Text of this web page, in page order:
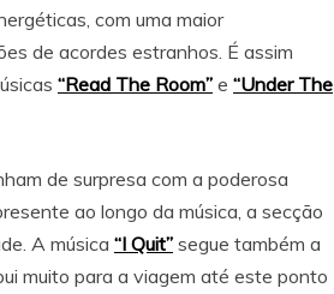
com uma maior
de acordes estranhos. É assim
“Read The Room” e “Under The
de surpresa com a poderosa
ao longo da música, a secção
A música “I Quit” segue também a
muito para a viagem até este ponto